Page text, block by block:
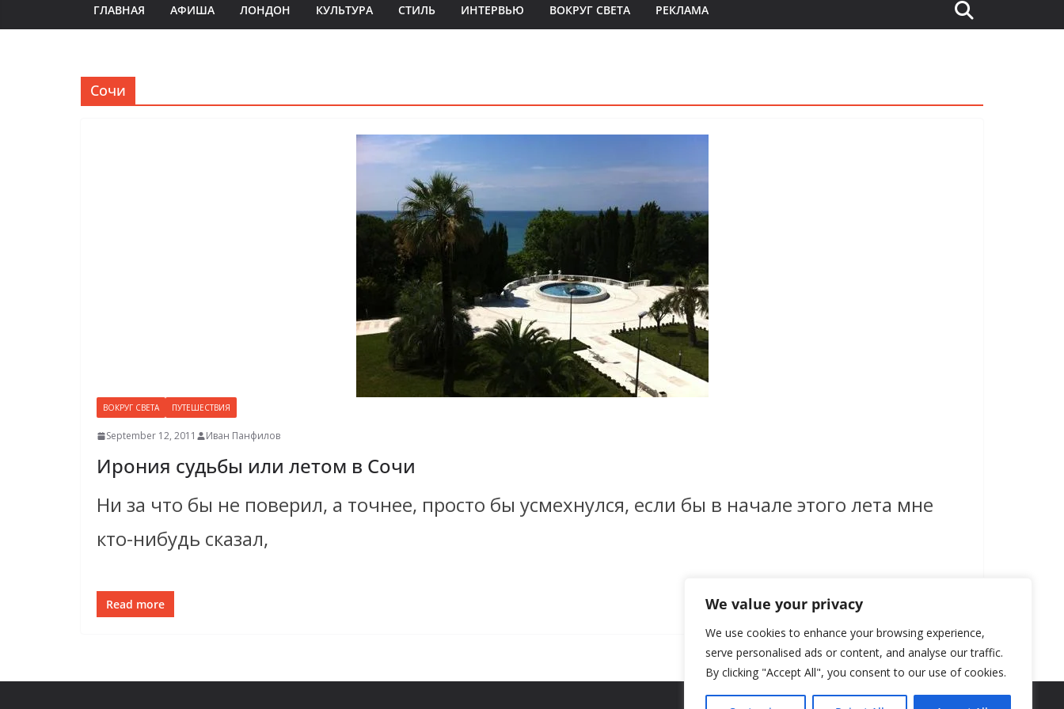
We value your privacy
We use cookies to enhance your browsing experience,
serve personalised ads or content, and analyse our traffic.
By clicking "Accept All", you consent to our use of cookies.
ГЛАВНАЯ АФИША ЛОНДОН КУЛЬТУРА СТИЛЬ ИНТЕРВЬЮ ВОКРУГ СВЕТА РЕКЛАМА
Сочи
ВОКРУГ СВЕТА ПУТЕШЕСТВИЯ
September 12, 2011 Иван Панфилов
Ирония судьбы или летом в Сочи
Ни за что бы не поверил, а точнее, просто бы усмехнулся, если бы в начале этого лета мне
кто-нибудь сказал,
Read more